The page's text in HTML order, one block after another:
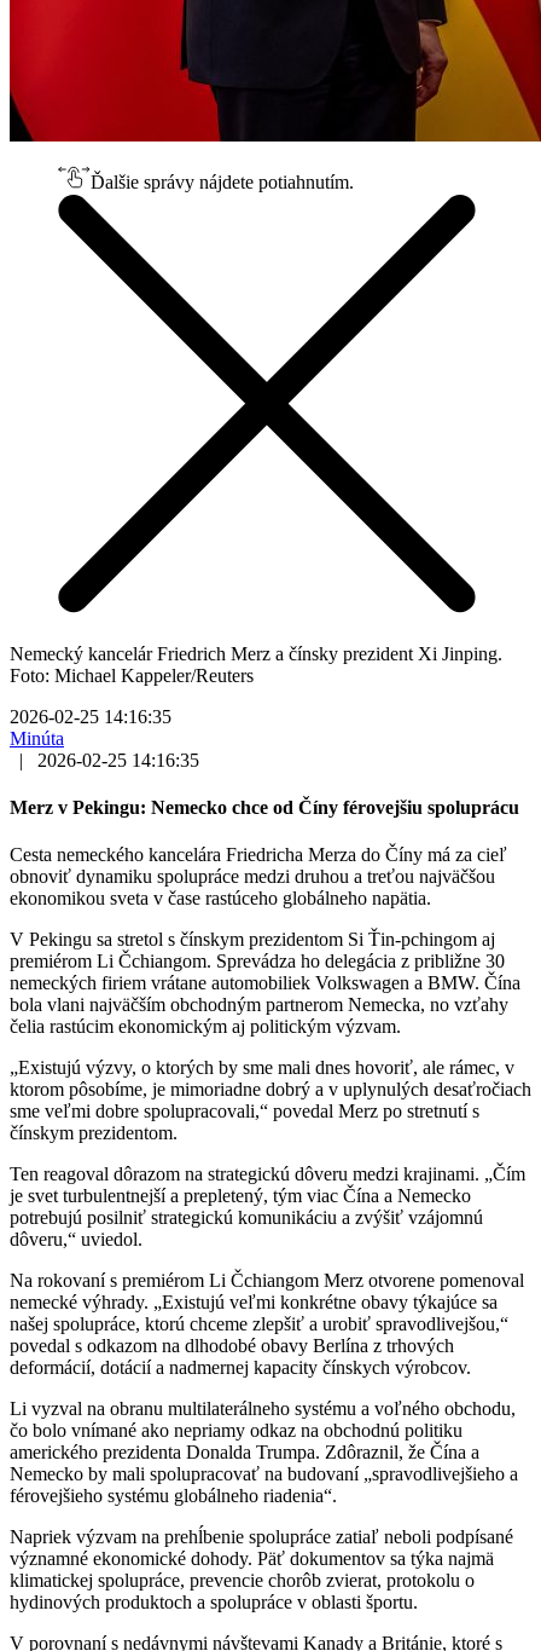
Ďalšie správy nájdete potiahnutím.
Nemecký kancelár Friedrich Merz a čínsky prezident Xi Jinping.
Foto: Michael Kappeler/Reuters
2026-02-25 14:16:35
Minúta
|
2026-02-25 14:16:35
Merz v Pekingu: Nemecko chce od Číny férovejšiu spoluprácu
Cesta nemeckého kancelára Friedricha Merza do Číny má za cieľ
obnoviť dynamiku spolupráce medzi druhou a treťou najväčšou
ekonomikou sveta v čase rastúceho globálneho napätia.
V Pekingu sa stretol s čínskym prezidentom Si Ťin-pchingom aj
premiérom Li Čchiangom. Sprevádza ho delegácia z približne 30
nemeckých firiem vrátane automobiliek Volkswagen a BMW. Čína
bola vlani najväčším obchodným partnerom Nemecka, no vzťahy
čelia rastúcim ekonomickým aj politickým výzvam.
„Existujú výzvy, o ktorých by sme mali dnes hovoriť, ale rámec, v
ktorom pôsobíme, je mimoriadne dobrý a v uplynulých desaťročiach
sme veľmi dobre spolupracovali,“ povedal Merz po stretnutí s
čínskym prezidentom.
Ten reagoval dôrazom na strategickú dôveru medzi krajinami. „Čím
je svet turbulentnejší a prepletený, tým viac Čína a Nemecko
potrebujú posilniť strategickú komunikáciu a zvýšiť vzájomnú
dôveru,“ uviedol.
Na rokovaní s premiérom Li Čchiangom Merz otvorene pomenoval
nemecké výhrady. „Existujú veľmi konkrétne obavy týkajúce sa
našej spolupráce, ktorú chceme zlepšiť a urobiť spravodlivejšou,“
povedal s odkazom na dlhodobé obavy Berlína z trhových
deformácií, dotácií a nadmernej kapacity čínskych výrobcov.
Li vyzval na obranu multilaterálneho systému a voľného obchodu,
čo bolo vnímané ako nepriamy odkaz na obchodnú politiku
amerického prezidenta Donalda Trumpa. Zdôraznil, že Čína a
Nemecko by mali spolupracovať na budovaní „spravodlivejšieho a
férovejšieho systému globálneho riadenia“.
Napriek výzvam na prehĺbenie spolupráce zatiaľ neboli podpísané
významné ekonomické dohody. Päť dokumentov sa týka najmä
klimatickej spolupráce, prevencie chorôb zvierat, protokolu o
hydinových produktoch a spolupráce v oblasti športu.
V porovnaní s nedávnymi návštevami Kanady a Británie, ktoré s